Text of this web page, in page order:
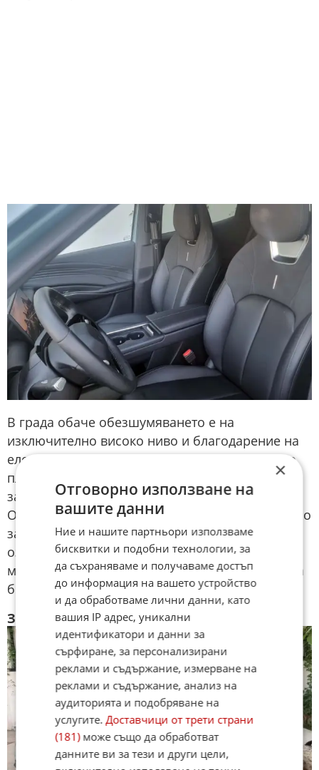
В града обаче обезшумяването е на
изключително високо ниво и благодарение на
електрическата тяга потеглянето е копринено
плавно, превръщайки висенето в
задръстванията в релаксиращо преживяване.
Общият пробег от близо 1 200 километра с едно
зареждане на резервоара и батерията
означава, че можете да стигнете от София до
морето и обратно, без дори да си помисляте за
бензиностанция.
Заключение и цена
×
Отговорно използване на
вашите данни
Ние и нашите партньори използваме
бисквитки и подобни технологии, за
да съхраняваме и получаваме достъп
до информация на вашето устройство
и да обработваме лични данни, като
вашия IP адрес, уникални
идентификатори и данни за
сърфиране, за персонализирани
реклами и съдържание, измерване на
реклами и съдържание, анализ на
аудиторията и подобряване на
услугите.Доставчици от трети страни
(181)може също да обработват
данните ви за тези и други цели,